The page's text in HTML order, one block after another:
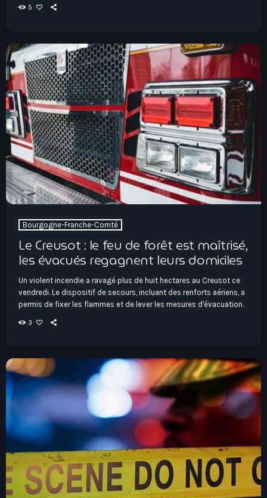
5
Bourgogne-Franche-Comté
Le Creusot : le feu de forêt est maîtrisé,
les évacués regagnent leurs domiciles
Un violent incendie a ravagé plus de huit hectares au Creusot ce
vendredi. Le dispositif de secours, incluant des renforts aériens, a
permis de fixer les flammes et de lever les mesures d'évacuation.
3